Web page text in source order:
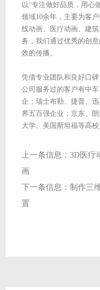
以“专注做好品质，用心
领域10余年，主要为客
线动画、医疗动画、建
务，我们通过优秀的创
效的传播。
凭借专业团队和良好口
公司服务过的客户有中
企；瑞士布勒、捷普、
界五百强企业；京东、
大学、美国斯坦福等高校
上一条信息：3D医疗
画
下一条信息：制作三
置